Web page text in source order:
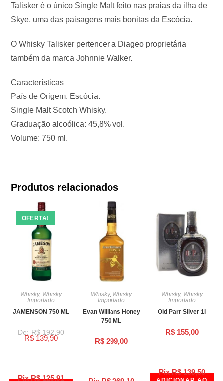
Talisker é o único Single Malt feito nas praias da ilha de
Skye, uma das paisagens mais bonitas da Escócia.
O Whisky Talisker pertencer a Diageo proprietária
também da marca Johnnie Walker.
Características
País de Origem: Escócia.
Single Malt Scotch Whisky.
Graduação alcoólica: 45,8% vol.
Volume: 750 ml.
Produtos relacionados
Pix R$125,91
OFERTA!
Whisky, Whisky
Importado
JAMENSON 750 ML
R$192,90
R$ 139,90
Whisky, Whisky
Importado
Evan Willians Honey
750 ML
R$ 299,00
Pix R$139,50
Whisky, Whisky
Importado
Old Parr Silver 1l
R$155,00